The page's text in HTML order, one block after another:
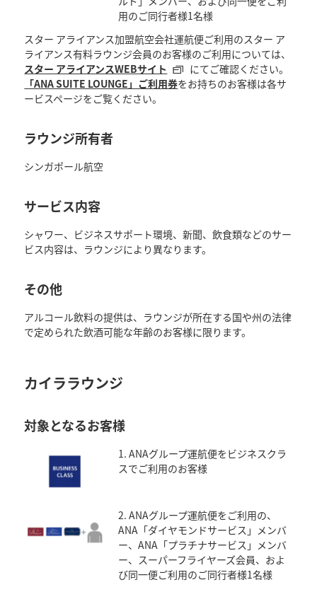
用のご同行者様1名様
スター アライアンス加盟航空会社運航便ご利用のスター ア
ライアンス有料ラウンジ会員のお客様のご利用については、
スター アライアンスWEBサイト
にてご確認ください。
「ANA SUITE LOUNGE」ご利用券をお持ちのお客様は各サ
ービスページをご覧ください。
ラウンジ所有者
シンガポール航空
サービス内容
シャワー、ビジネスサポート環境、新聞、飲食類などのサー
ビス内容は、ラウンジにより異なります。
その他
アルコール飲料の提供は、ラウンジが所在する国や州の法律
で定められた飲酒可能な年齢のお客様に限ります。
カイララウンジ
対象となるお客様
1. ANAグループ運航便をビジネスクラ
スでご利用のお客様
2. ANAグループ運航便をご利用の、
ANA「ダイヤモンドサービス」メンバ
ー、ANA「プラチナサービス」メンバ
ー、スーパーフライヤーズ会員、およ
び同一便ご利用のご同行者様1名様